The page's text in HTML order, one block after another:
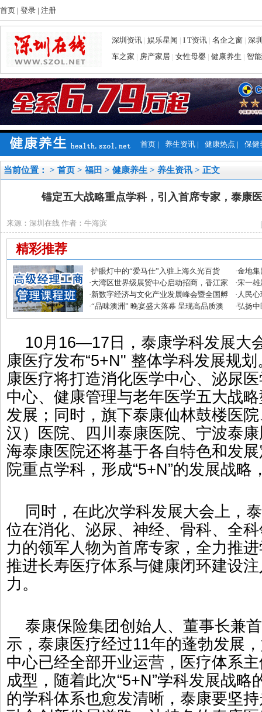
首页 | 登录 | 注册
深圳资讯 | 娱乐星闻 | I T资讯 | 名企之窗 | 深
车之家 | 房产家居 | 女性母婴 | 健康养生 | 智
首页 | 养生资讯 | 健康热点 | 保健
当前位置： > 首页 >福田 > 健康养生 > 养生资讯 > 正文
锚定五大战略重点学科，引入首席专家，泰康
来源：深圳在线 作者：牛海滨
精彩推荐
·护眼灯中的“爱马仕”入驻上海久光百货 ·金地集
磅优惠
·大湾区世界级展贸中心启动招商，香江家
居打造建材家居业“东方米兰展”
·宋一雄
生逆袭
·新数字经济与文化产业发展峰会暨全国孵
化中心年度盛典圆满收官
· 人民
·“品味澳洲” 晚宴盛大落幕 呈现高品质澳
式美味
·弘扬中
滋补节
10月16—17日，泰康学科发展大
康医疗发布“5+N" 整体学科发展规
康医疗将打造消化医学中心、泌尿
中心、健康管理与老年医学五大战
发展；同时，旗下泰康仙林鼓楼医
汉）医院、四川泰康医院、宁波泰
海泰康医院还将基于各自特色和发
院重点学科，形成“5+N”的发展战略
同时，在此次学科发展大会上，
位在消化、泌尿、神经、骨科、全
力的领军人物为首席专家，全力推
推进长寿医疗体系与健康闭环建设
力。
泰康保险集团创始人、董事长兼
示，泰康医疗经过11年的蓬勃发展
中心已经全部开业运营，医疗体系
成型，随着此次“5+N”学科发展战略
的学科体系也愈发清晰，泰康要坚